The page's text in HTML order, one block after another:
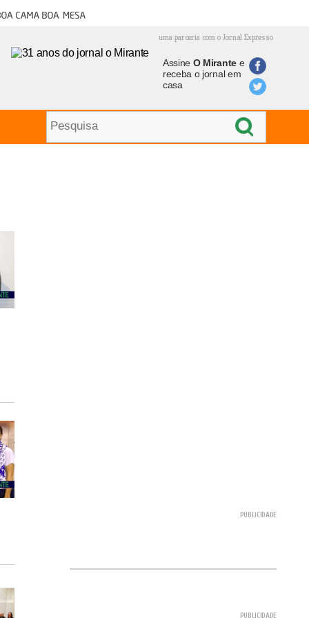
cama boa mesa
uma parceria com o Jornal Expresso
Assine O Mirantee
receba o jornal em
casa